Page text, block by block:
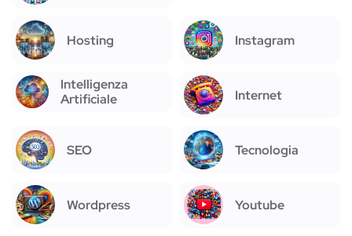
Hosting Instagram
Intelligenza
Artificiale
Internet
SEO Tecnologia
Wordpress Youtube